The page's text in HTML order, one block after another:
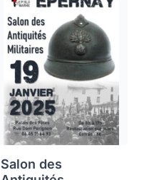
Salon des